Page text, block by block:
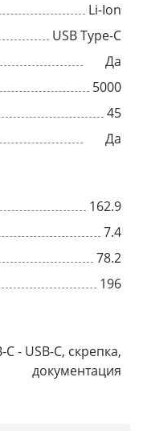
Li-Ion
USB Type-C
Да
5000
45
Да
162.9
7.4
78.2
196
C - USB-C, скрепка,
документация